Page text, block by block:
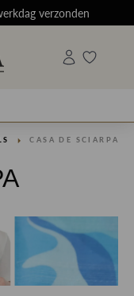
verzonden
CASA DE SCIARPA